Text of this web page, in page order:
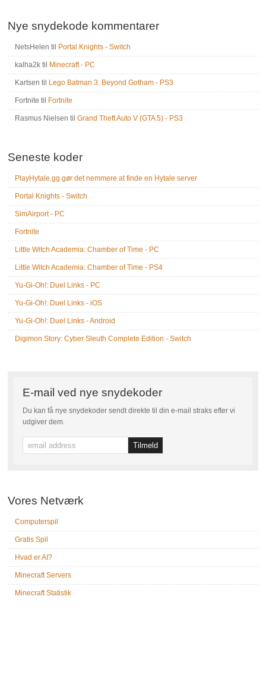
Nye snydekode kommentarer
NetsHelen til Portal Knights - Switch
kalha2k til Minecraft - PC
Kartsen til Lego Batman 3: Beyond Gotham - PS3
Fortnite til Fortnite
Rasmus Nielsen tilGrand Theft Auto V (GTA 5) - PS3
Seneste koder
PlayHytale.gg gør det nemmere at finde en Hytale server
Portal Knights - Switch
SimAirport - PC
Fortnite
Little Witch Academia: Chamber of Time - PC
Little Witch Academia: Chamber of Time - PS4
Yu-Gi-Oh!: Duel Links - PC
Yu-Gi-Oh!: Duel Links - iOS
Yu-Gi-Oh!: Duel Links - Android
Digimon Story: Cyber Sleuth Complete Edition - Switch
E-mail ved nye snydekoder
Du kan få nye snydekoder sendt direkte til din e-mail straks efter vi
udgiver dem.
Vores Netværk
Computerspil
Gratis Spil
Hvad er AI?
Minecraft Servers
Minecraft Statistik